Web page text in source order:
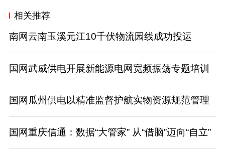
相关推荐
南网云南玉溪元江10千伏物流园线成功投运
国网武威供电开展新能源电网宽频振荡专题培训
国网瓜州供电以精准监督护航实物资源规范管理
国网重庆信通：数据“大管家” 从“借脑”迈向“自立”